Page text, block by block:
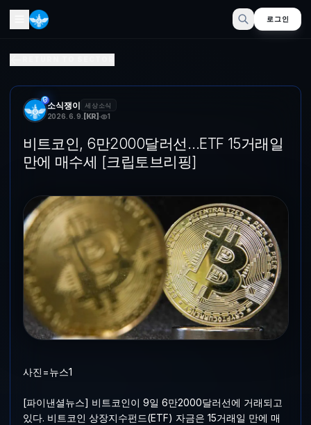
로그인
소식쟁이 세상소식
2026. 6. 9. [KR] 1
비트코인, 6만2000달러선…ETF 15거래일
만에 매수세 [크립토브리핑]
사진=뉴스1
[파이낸셜뉴스] 비트코인이 9일 6만2000달러선에 거래되고
있다. 비트코인 상장지수펀드(ETF) 자금은 15거래일 만에 매